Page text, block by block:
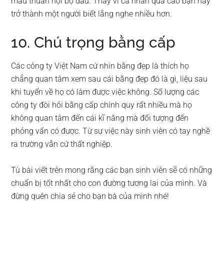
trở thành một người biết lắng nghe nhiều hơn.
10. Chú trọng bằng cấp
Các công ty Việt Nam cứ nhìn bằng đẹp là thích họ
chẳng quan tâm xem sau cái bằng đẹp đó là gì, liệu sau
khi tuyển về họ có làm được việc không. Số lượng các
công ty đòi hỏi bằng cấp chính quy rất nhiều mà họ
không quan tâm đến cái kĩ năng mà đối tượng đến
phỏng vấn có được. Từ sự việc này sinh viên có tay nghề
ra trường vẫn cứ thất nghiệp.
Tù bài viết trên mong rằng các bạn sinh viên sẽ có những
chuẩn bị tốt nhất cho con đường tương lai của mình. Và
đừng quên chia sẻ cho bạn bà của mình nhé!